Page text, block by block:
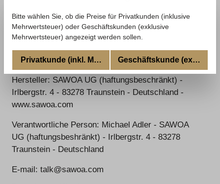
hochwertigem Teegenuss verwirklichen.
Informationen zur Produktsicherheit
Land: Deutschland
Hersteller: SAWOA UG (haftungsbeschränkt) -
Irlbergstr. 4 - 83278 Traunstein - Deutschland -
www.sawoa.com
Verantwortliche Person: Michael Adler - SAWOA
UG (haftungsbeshränkt) - Irlbergstr. 4 - 83278
Traunstein - Deutschland
E-mail: talk@sawoa.com
Bitte wählen Sie, ob die Preise für Privatkunden (inklusive
Mehrwertsteuer) oder Geschäftskunden (exklusive
Mehrwertsteuer) angezeigt werden sollen.
Privatkunde (inkl. MwSt.) Geschäftskunde (excl.